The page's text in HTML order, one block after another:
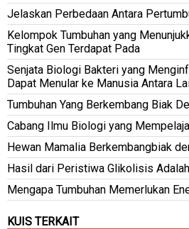
Jelaskan Perbedaan Antara
Kelompok Tumbuhan yang
Tingkat Gen Terdapat Pada
Senjata Biologi Bakteri yang
Dapat Menular ke Manusia Antara
Tumbuhan Yang Berkembang Biak
Cabang Ilmu Biologi yang
Hewan Mamalia Berkembangbiak
Hasil dari Peristiwa Glikolisis
Mengapa Tumbuhan Memerlukan
KUIS TERKAIT